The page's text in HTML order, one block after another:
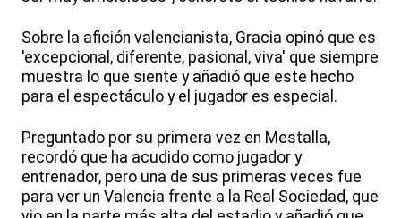
Sobre la afición valencianista, Gracia opinó que es
'excepcional, diferente, pasional, viva' que siempre
muestra lo que siente y añadió que este hecho
para el espectáculo y el jugador es especial.
Preguntado por su primera vez en Mestalla,
recordó que ha acudido como jugador y
entrenador, pero una de sus primeras veces fue
para ver un Valencia frente a la Real Sociedad, que